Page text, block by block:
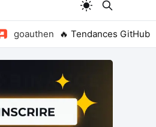
goauthentik / authentik🔥 Tendances GitHub